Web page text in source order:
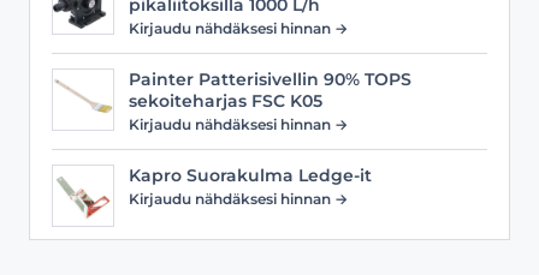
pikaliitoksilla 1000 L/h
Kirjaudu nähdäksesi hinnan →
Painter Patterisivellin 90% TOPS
sekoiteharjas FSC K05
Kirjaudu nähdäksesi hinnan →
Kapro Suorakulma Ledge-it
Kirjaudu nähdäksesi hinnan →